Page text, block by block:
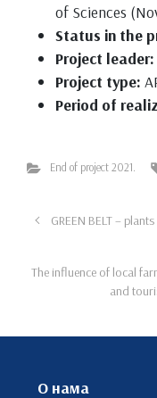
of Sciences
Status in the
Project leader:
Project type:
Period of
End of project 2021.
GREEN BELT –
The influence of local
and
О нама